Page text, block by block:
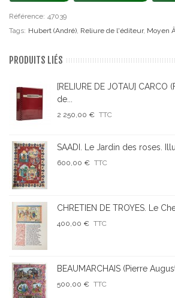
Référence: 47039
Tags: Hubert (André) Reliure de l'éditeur, Moyen
PRODUITS LIÉS
[RELIURE DE JOTAU] CARCO
de...
2 250,00 € TTC
SAADI. Le Jardin des roses.
600,00 € TTC
CHRETIEN DE TROYES. Le
400,00 € TTC
BEAUMARCHAIS (Pierre
500,00 € TTC